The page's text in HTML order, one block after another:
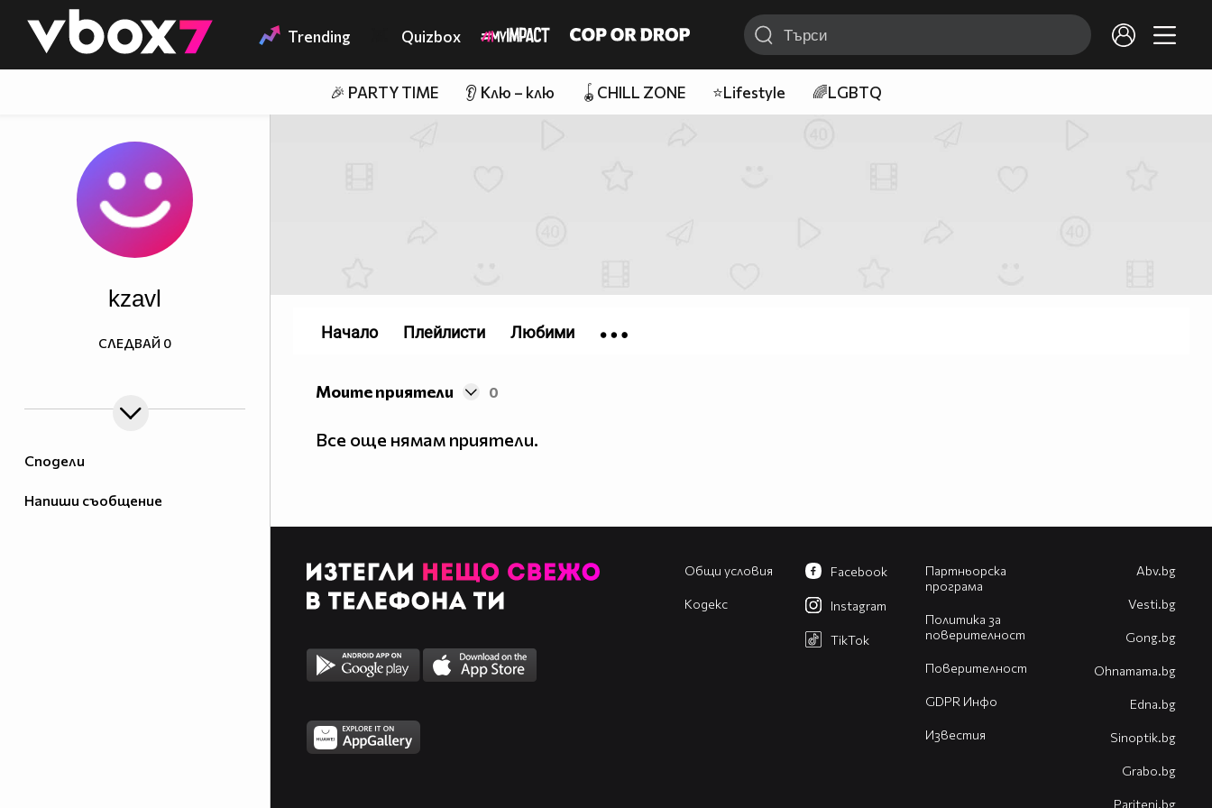
👾 Trending Quizbox
🎉 PARTY TIME 👂 Клю – клю 🪀CHILL ZONE ⭐Lifestyle 🌈LGBTQ
Сподели
Напиши съобщение
kzavl
СЛЕДВАЙ 0
Моите приятели 0
Все още нямам приятели.
Начало Плейлисти Любими
Общи условия
Кодекс
Партньорска
програма
Политика за
поверителност
Поверителност
GDPR Инфо
Известия
Facebook
Instagram
TikTok
Abv.bg
Vesti.bg
Gong.bg
Оhnamama.bg
Edna.bg
Sinoptik.bg
Grabo.bg
Pariteni.bg